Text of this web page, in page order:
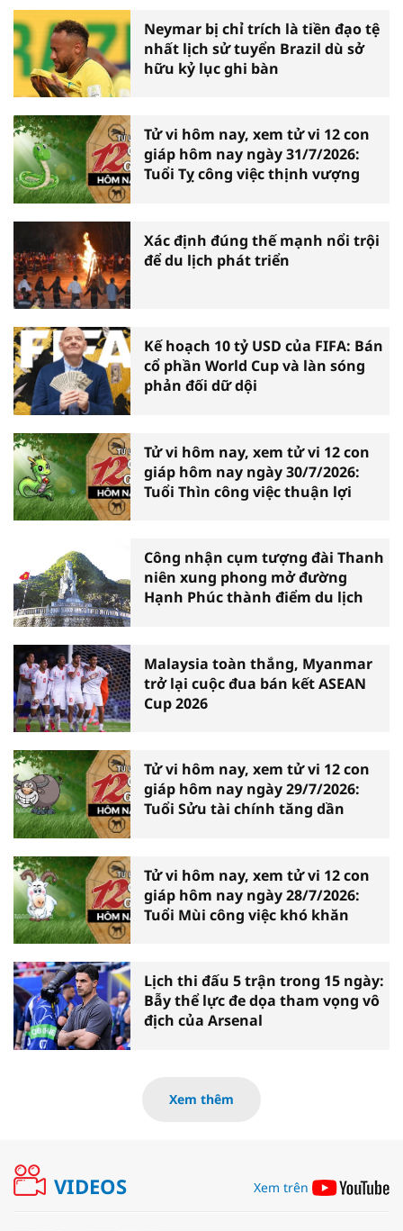
Neymar bị chỉ trích là tiền đạo tệ
nhất lịch sử tuyển Brazil dù sở
hữu kỷ lục ghi bàn
Tử vi hôm nay, xem tử vi 12 con
giáp hôm nay ngày 31/7/2026:
Tuổi Tỵ công việc thịnh vượng
Xác định đúng thế mạnh nổi trội
để du lịch phát triển
Kế hoạch 10 tỷ USD của FIFA: Bán
cổ phần World Cup và làn sóng
phản đối dữ dội
Tử vi hôm nay, xem tử vi 12 con
giáp hôm nay ngày 30/7/2026:
Tuổi Thìn công việc thuận lợi
Công nhận cụm tượng đài Thanh
niên xung phong mở đường
Hạnh Phúc thành điểm du lịch
Malaysia toàn thắng, Myanmar
trở lại cuộc đua bán kết ASEAN
Cup 2026
Tử vi hôm nay, xem tử vi 12 con
giáp hôm nay ngày 29/7/2026:
Tuổi Sửu tài chính tăng dần
Tử vi hôm nay, xem tử vi 12 con
giáp hôm nay ngày 28/7/2026:
Tuổi Mùi công việc khó khăn
Lịch thi đấu 5 trận trong 15 ngày:
Bẫy thể lực đe dọa tham vọng vô
địch của Arsenal
Xem thêm
VIDEOS Xem trên